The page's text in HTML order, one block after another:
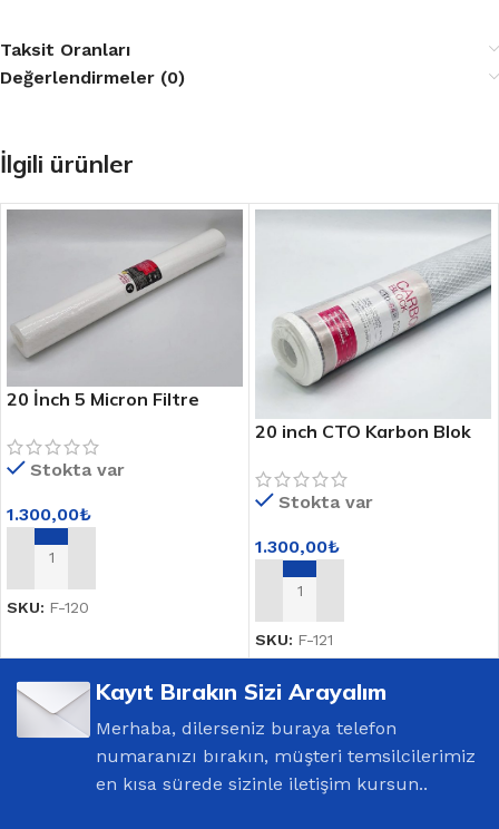
Taksit Oranları
Değerlendirmeler (0)
İlgili ürünler
20 İnch 5 Micron Filtre
Stokta var
1.300,00₺
SEPETE EKLE
SKU: F-120
20 inch CTO Karbon Blok
Stokta var
1.300,00₺
SEPETE EKLE
SKU: F-121
Kayıt Bırakın Sizi Arayalım
Merhaba, dilerseniz buraya telefon
numaranızı bırakın, müşteri temsilcilerimiz
en kısa sürede sizinle iletişim kursun..